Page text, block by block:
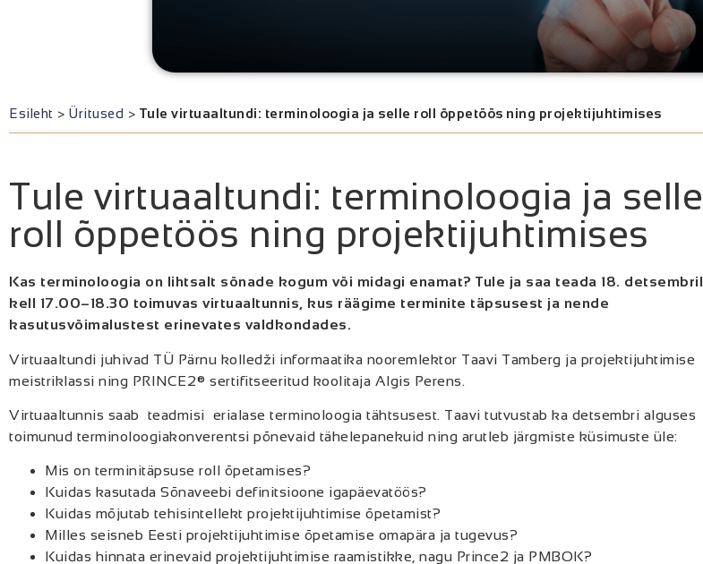
Esileht > Üritused > Tule virtuaaltundi: terminoloogia ja selle roll õppetöös ning projektijuhtimises
Tule virtuaaltundi: terminoloogia ja selle
roll õppetöös ning projektijuhtimises
Kas terminoloogia on lihtsalt sõnade kogum või midagi enamat? Tule ja saa teada 18. detsembril
kell 17.00–18.30 toimuvas virtuaaltunnis, kus räägime terminite täpsusest ja nende
kasutusvõimalustest erinevates valdkondades.
Virtuaaltundi juhivad TÜ Pärnu kolledži informaatika nooremlektor Taavi Tamberg ja projektijuhtimise
meistriklassi ning PRINCE2® sertifitseeritud koolitaja Algis Perens.
Virtuaaltunnis saab teadmisi erialase terminoloogia tähtsusest. Taavi tutvustab ka detsembri alguses
toimunud terminoloogiakonverentsi põnevaid tähelepanekuid ning arutleb järgmiste küsimuste üle:
Mis on terminitäpsuse roll õpetamises?
Kuidas kasutada Sõnaveebi definitsioone igapäevatöös?
Kuidas mõjutab tehisintellekt projektijuhtimise õpetamist?
Milles seisneb Eesti projektijuhtimise õpetamise omapära ja tugevus?
Kuidas hinnata erinevaid projektijuhtimise raamistikke, nagu Prince2 ja PMBOK?